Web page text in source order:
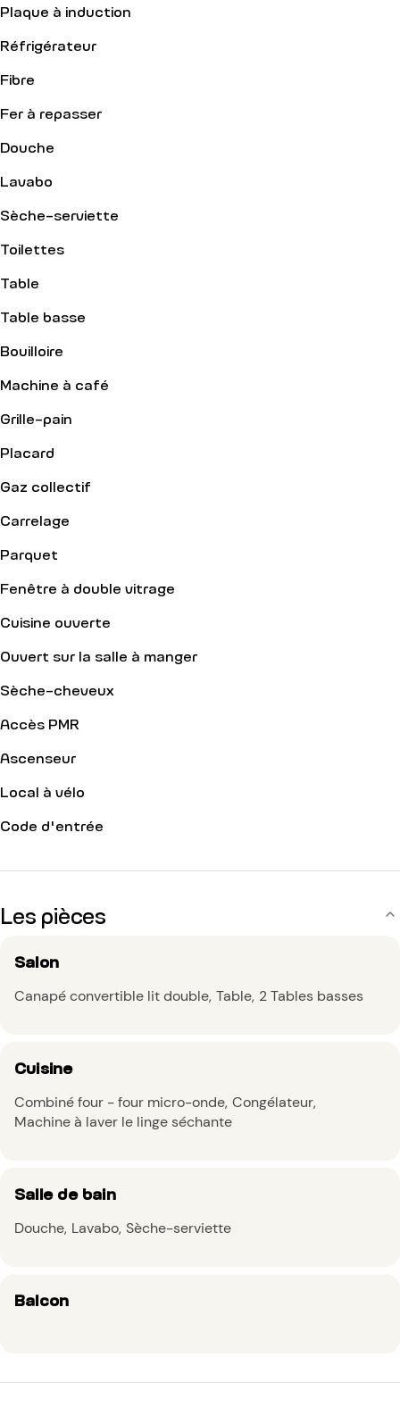
Plaque à induction
Réfrigérateur
Fibre
Fer à repasser
Douche
Lavabo
Sèche-serviette
Toilettes
Table
Table basse
Bouilloire
Machine à café
Grille-pain
Placard
Gaz collectif
Carrelage
Parquet
Fenêtre à double vitrage
Cuisine ouverte
Ouvert sur la salle à manger
Sèche-cheveux
Accès PMR
Ascenseur
Local à vélo
Code d'entrée
Les pièces
Salon
Canapé convertible lit double Table 2 Tables basses
Cuisine
Combiné four - four micro-onde Congélateur
Machine à laver le linge séchante
Salle de bain
Douche Lavabo Sèche-serviette
Balcon